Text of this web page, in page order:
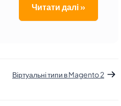
Читати далі »
Віртуальні типи в Magento 2